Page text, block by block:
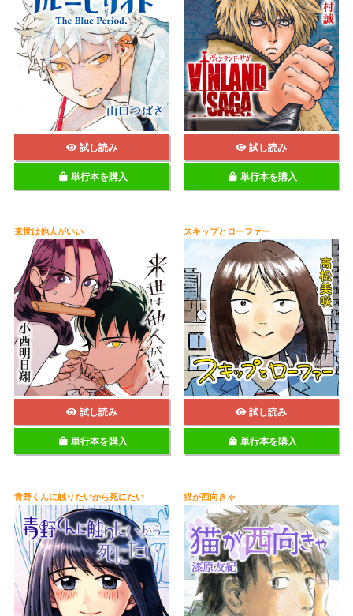
試し読み
単行本を購入
試し読み
単行本を購入
来世は他人がいい
試し読み
単行本を購入
スキップとローファー
試し読み
単行本を購入
青野くんに触りたいから死にたい 猫が西向きゃ